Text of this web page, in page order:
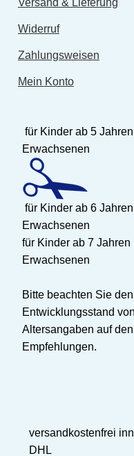
Versand & Lieferung
Widerruf
Zahlungsweisen
Mein Konto
für Kinder ab 5
Erwachsenen
für Kinder ab 6
Erwachsenen
für Kinder ab 7
Erwachsenen
Bitte beachten Sie
Entwicklungsstand
Altersangaben auf
Empfehlungen.
versandkostenfrei
DHL